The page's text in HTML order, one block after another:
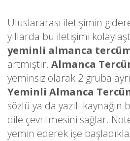
Uluslararası iletişimin
yıllarda bu iletişimi
yeminli almanca
artmıştır. Almanca
yeminsiz olarak 2 gruba
Yeminli Almanca
sözlü ya da yazılı
dile çevrilmesini sağlar.
yemin ederek işe